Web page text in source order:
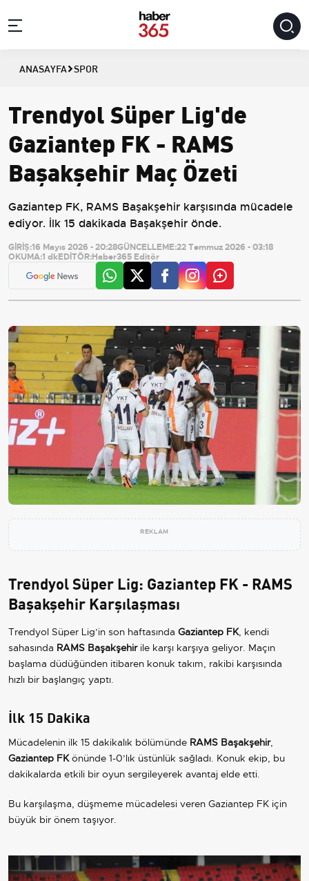
ANASAYFA SPOR
Trendyol Süper Lig'de
Gaziantep FK - RAMS
Başakşehir Maç Özeti
Gaziantep FK, RAMS Başakşehir karşısında mücadele
ediyor. İlk 15 dakikada Başakşehir önde.
GİRİŞ:16 Mayıs 2026 - 20:28GÜNCELLEME:22 Temmuz 2026 - 03:18
OKUMA:1 dkEDİTÖR:Haber365 Editör
REKLAM
Trendyol Süper Lig: Gaziantep FK - RAMS
Başakşehir Karşılaşması
Trendyol Süper Lig’in son haftasında Gaziantep FK, kendi
sahasında RAMS Başakşehirile karşı karşıya geliyor. Maçın
başlama düdüğünden itibaren konuk takım, rakibi karşısında
hızlı bir başlangıç yaptı.
İlk 15 Dakika
Mücadelenin ilk 15 dakikalık bölümünde RAMS Başakşehir,
Gaziantep FKönünde 1-0’lık üstünlük sağladı. Konuk ekip, bu
dakikalarda etkili bir oyun sergileyerek avantaj elde etti.
Bu karşılaşma, düşmeme mücadelesi veren Gaziantep FK için
büyük bir önem taşıyor.